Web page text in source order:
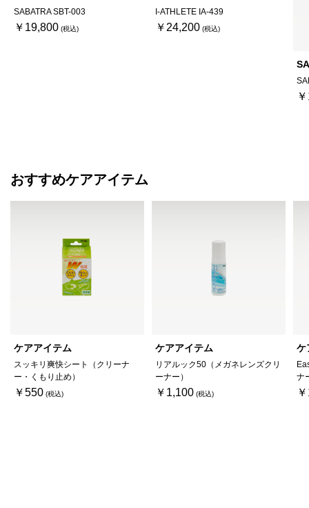
SABATRA SBT-003
￥19,800
I-ATHLETE IA-439
￥24,200
おすすめケアアイテム
ケアアイテム
スッキリ爽快シート（クリーナ
ー・くもり止め）
￥550
ケアアイテム
リアルック50（メガネレンズクリ
ーナー）
￥1,100
ケ
ナ